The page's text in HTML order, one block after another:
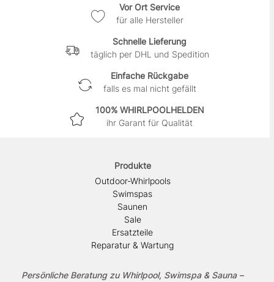
Vor Ort Service
für alle Hersteller
Schnelle Lieferung
täglich per DHL und Spedition
Einfache Rückgabe
falls es mal nicht gefällt
100% WHIRLPOOLHELDEN
ihr Garant für Qualität
Produkte
Outdoor-Whirlpools
Swimspas
Saunen
Sale
Ersatzteile
Reparatur & Wartung
Persönliche Beratung zu Whirlpool, Swimspa & Sauna –